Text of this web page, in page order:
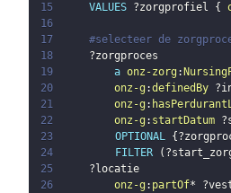
15
VALUES ?zorgprofiel {
16
17
#selecteer de
18
?zorgproces
19
a onz-zorg :
20
onz-g :definedBy
21
onz-g :
22
onz-g : startDatum
23
OPTIONAL {
24
FILTER (
25
?locatie
26
onz-g : partOf*